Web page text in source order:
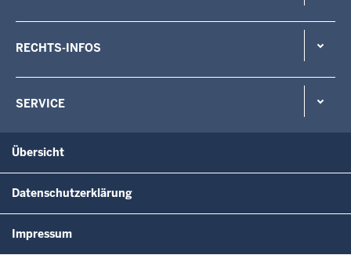
RECHTS-INFOS
SERVICE
Übersicht
Datenschutzerklärung
Impressum